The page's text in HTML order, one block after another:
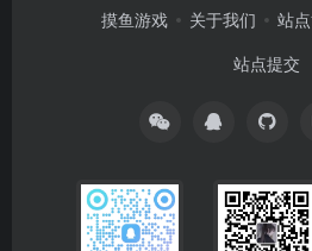
摸鱼游戏 关于我们 站
站点提交